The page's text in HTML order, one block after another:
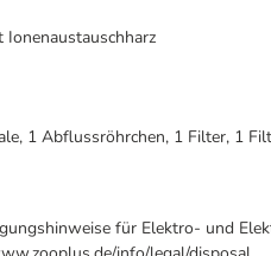
1 Abflussröhrchen, 1 Filter, 1
für Elektro- und